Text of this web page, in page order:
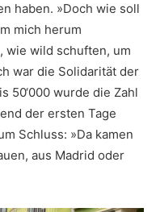
haben. »Doch wie soll
mich herum
wie wild schuften, um
war die Solidarität der
50‘000 wurde die Zahl
der ersten Tage
Schluss: »Da kamen
aus Madrid oder